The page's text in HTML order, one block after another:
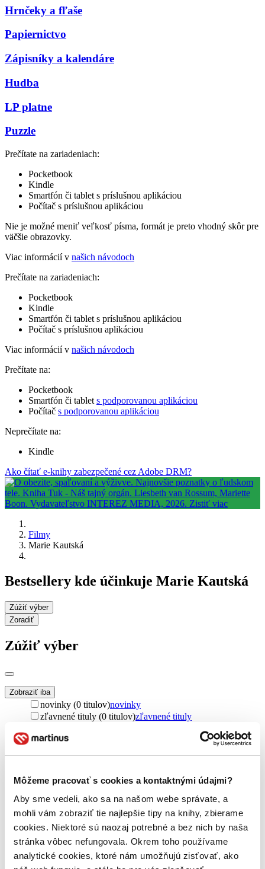
Môžeme pracovať s cookies a kontaktnými údajmi?
Aby sme vedeli, ako sa na našom webe správate, a
mohli vám zobraziť tie najlepšie tipy na knihy, zbierame
cookies. Niektoré sú naozaj potrebné a bez nich by naša
stránka vôbec nefungovala. Okrem toho používame
analytické cookies, ktoré nám umožňujú zisťovať, ako
Hrnčeky a fľaše
Papiernictvo
Zápisníky a kalendáre
Hudba
LP platne
Puzzle
Prečítate na zariadeniach:
Pocketbook
Kindle
Smartfón či tablet s príslušnou aplikáciou
Počítač s príslušnou aplikáciou
Nie je možné meniť veľkosť písma, formát je preto vhodný skôr pre
väčšie obrazovky.
Viac informácií v našich návodoch
Prečítate na zariadeniach:
Pocketbook
Kindle
Smartfón či tablet s príslušnou aplikáciou
Počítač s príslušnou aplikáciou
Viac informácií v našich návodoch
Prečítate na:
Pocketbook
Smartfón či tablet s podporovanou aplikáciou
Počítač s podporovanou aplikáciou
Neprečítate na:
Kindle
Ako čítať e-knihy zabezpečené cez Adobe DRM?
Filmy
Marie Kautská
Bestsellery kde účinkuje Marie Kautská
Zúžiť výber
Zoradiť
Zúžiť výber
Zobraziť iba
novinky (0 titulov)novinky
zľavnené tituly (0 titulov)zľavnené tituly
Dostupnosť
dostupná (bez vypredaných) (0 titulov)dostupná (bez
vypredaných)
Nové / čítané
nová (0 titulov)nová
čítaná (0 titulov)čítaná
čítaná - výborný stav (0 titulov)čítaná - výborný stav
čítaná - mierne opotrebovaná (0 titulov)
čítaná - mierne